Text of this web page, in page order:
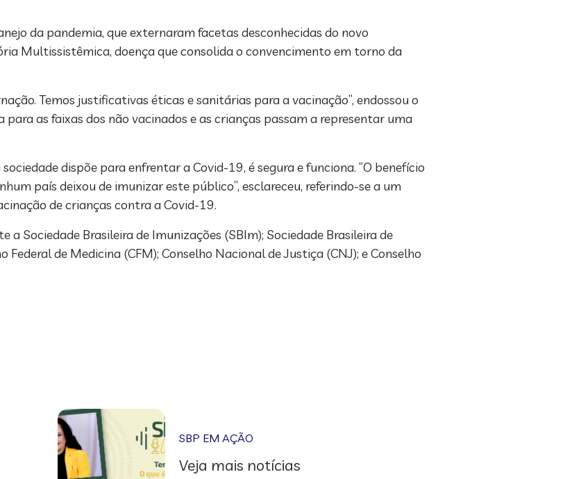
da pandemia, que externaram facetas desconhecidas do novo
Multissistêmica, doença que consolida o convencimento em torno da
Temos justificativas éticas e sanitárias para a vacinação”, endossou o
as faixas dos não vacinados e as crianças passam a representar uma
dispõe para enfrentar a Covid-19, é segura e funciona. “O benefício
país deixou de imunizar este público”, esclareceu, referindo-se a um
de crianças contra a Covid-19.
Sociedade Brasileira de Imunizações (SBIm); Sociedade Brasileira de
de Medicina (CFM); Conselho Nacional de Justiça (CNJ); e Conselho
SBP EM AÇÃO
Veja mais notícias